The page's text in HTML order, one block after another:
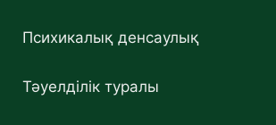
Психикалық денсаулық
Тәуелділік туралы